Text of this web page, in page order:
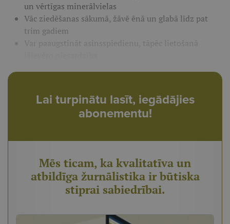
un vērtīgas minerālvielas
Vāc ziedēšanas sākumā, žāvē ēnā un glabā līdz pat
trim gadiem
Var paaugstināt asinsspiedienu, tāpēc lietošanā
Lai turpinātu lasīt, iegādājies
abonementu!
Mēs ticam, ka kvalitatīva un
atbildīga žurnālistika ir būtiska
stiprai sabiedrībai.